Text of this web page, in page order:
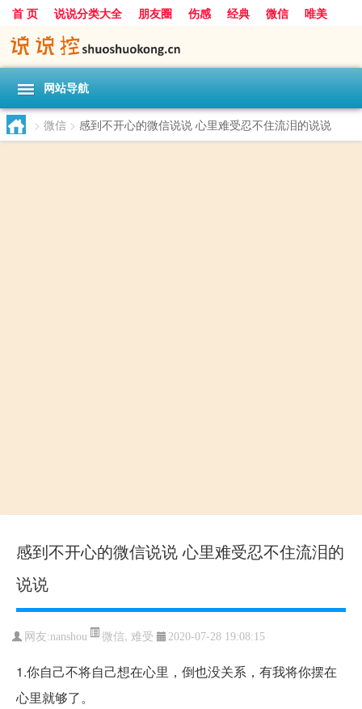
首 页 说说分类大全 朋友圈 伤感 经典 微信
唯美
励志
爱情 搞笑
网站导航
> 微信 > 感到不开心的微信说说 心里难受忍不住流泪的说说
感到不开心的微信说说 心里难受忍不住流泪的
说说
网友:nanshou 微信, 难受 2020-07-28 19:08:15
1.你自己不将自己想在心里，倒也没关系，有我将你摆在
心里就够了。